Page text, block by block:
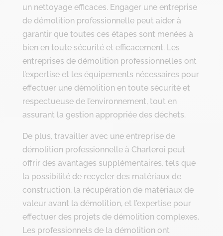
un nettoyage efficaces. Engager une entreprise
de démolition professionnelle peut aider à
garantir que toutes ces étapes sont menées à
bien en toute sécurité et efficacement. Les
entreprises de démolition professionnelles ont
l’expertise et les équipements nécessaires pour
effectuer une démolition en toute sécurité et
respectueuse de l’environnement, tout en
assurant la gestion appropriée des déchets.
De plus, travailler avec une entreprise de
démolition professionnelle à Charleroi peut
offrir des avantages supplémentaires, tels que
la possibilité de recycler des matériaux de
construction, la récupération de matériaux de
valeur avant la démolition, et l’expertise pour
effectuer des projets de démolition complexes.
Les professionnels de la démolition ont